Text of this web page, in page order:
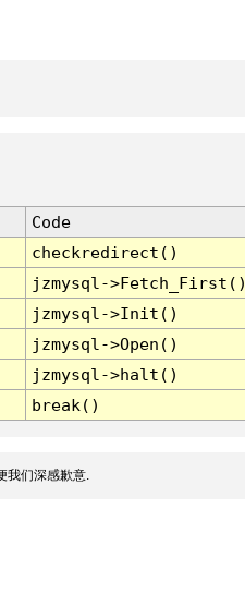
Code
checkredirect()
jzmysql-
jzmysql->Init()
jzmysql->Open()
jzmysql->halt()
break()
我们深感歉意.